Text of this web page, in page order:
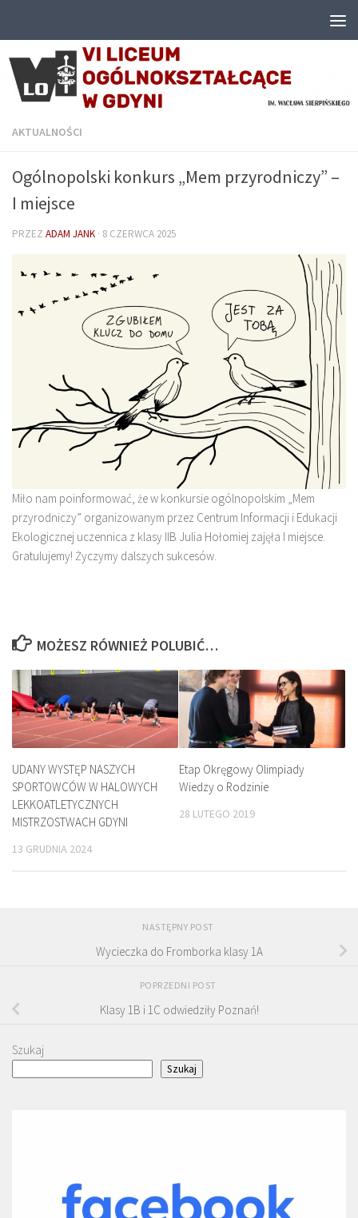
AKTUALNOŚCI
Ogólnopolski konkurs „Mem przyrodniczy” –
I miejsce
PRZEZ ADAM JANK · 8 CZERWCA 2025
Miło nam poinformować, że w konkursie ogólnopolskim „Mem
przyrodniczy” organizowanym przez Centrum Informacji i Edukacji
Ekologicznej uczennica z klasy IIB Julia Hołomiej zajęła I miejsce.
Gratulujemy! Życzymy dalszych sukcesów.
MOŻESZ RÓWNIEŻ POLUBIĆ…
UDANY WYSTĘP NASZYCH
SPORTOWCÓW W HALOWYCH
LEKKOATLETYCZNYCH
MISTRZOSTWACH GDYNI
13 GRUDNIA 2024
Etap Okręgowy Olimpiady
Wiedzy o Rodzinie
28 LUTEGO 2019
NASTĘPNY POST
Wycieczka do Fromborka klasy 1A
POPRZEDNI POST
Klasy 1B i 1C odwiedziły Poznań!
Szukaj
Szukaj